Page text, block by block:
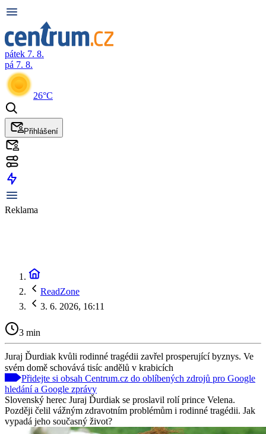
pátek 7. 8.
pá 7. 8.
26°C
Přihlášení
Reklama
ReadZone
3. 6. 2026, 16:11
3 min
Juraj Ďurdiak kvůli rodinné tragédii zavřel prosperující byznys. Ve
svém domě schovává tisíc andělů v krabicích
Přidejte si obsah Centrum.cz do oblíbených zdrojů pro Google
hledání a Google zprávy
Slovenský herec Juraj Ďurdiak se proslavil rolí prince Velena.
Později čelil vážným zdravotním problémům i rodinné tragédii. Jak
vypadá jeho současný život?